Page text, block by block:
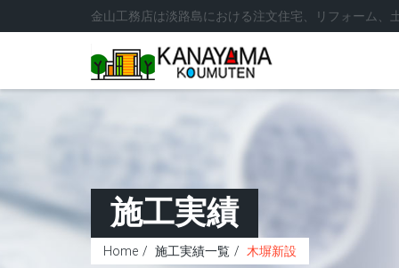
金山工務店は淡路島における注文住宅、リフォーム、
施工実績
Home 施工実績一覧 木塀新設